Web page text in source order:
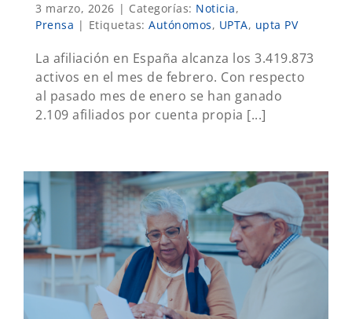
3 marzo, 2026 | Categorías: Noticia,
Prensa | Etiquetas: Autónomos, UPTA, upta PV
La afiliación en España alcanza los 3.419.873
activos en el mes de febrero. Con respecto
al pasado mes de enero se han ganado
2.109 afiliados por cuenta propia [...]